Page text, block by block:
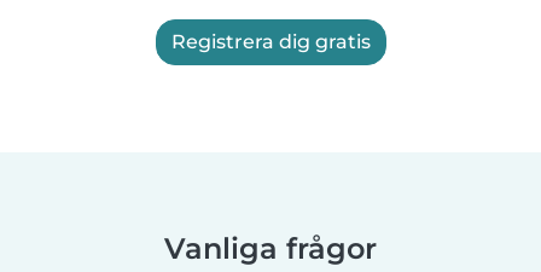
Registrera dig gratis
Vanliga frågor